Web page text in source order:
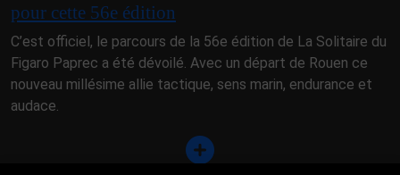
pour cette 56e édition
C’est officiel, le parcours de la 56e édition de La Solitaire du
Figaro Paprec a été dévoilé. Avec un départ de Rouen ce
nouveau millésime allie tactique, sens marin, endurance et
audace.